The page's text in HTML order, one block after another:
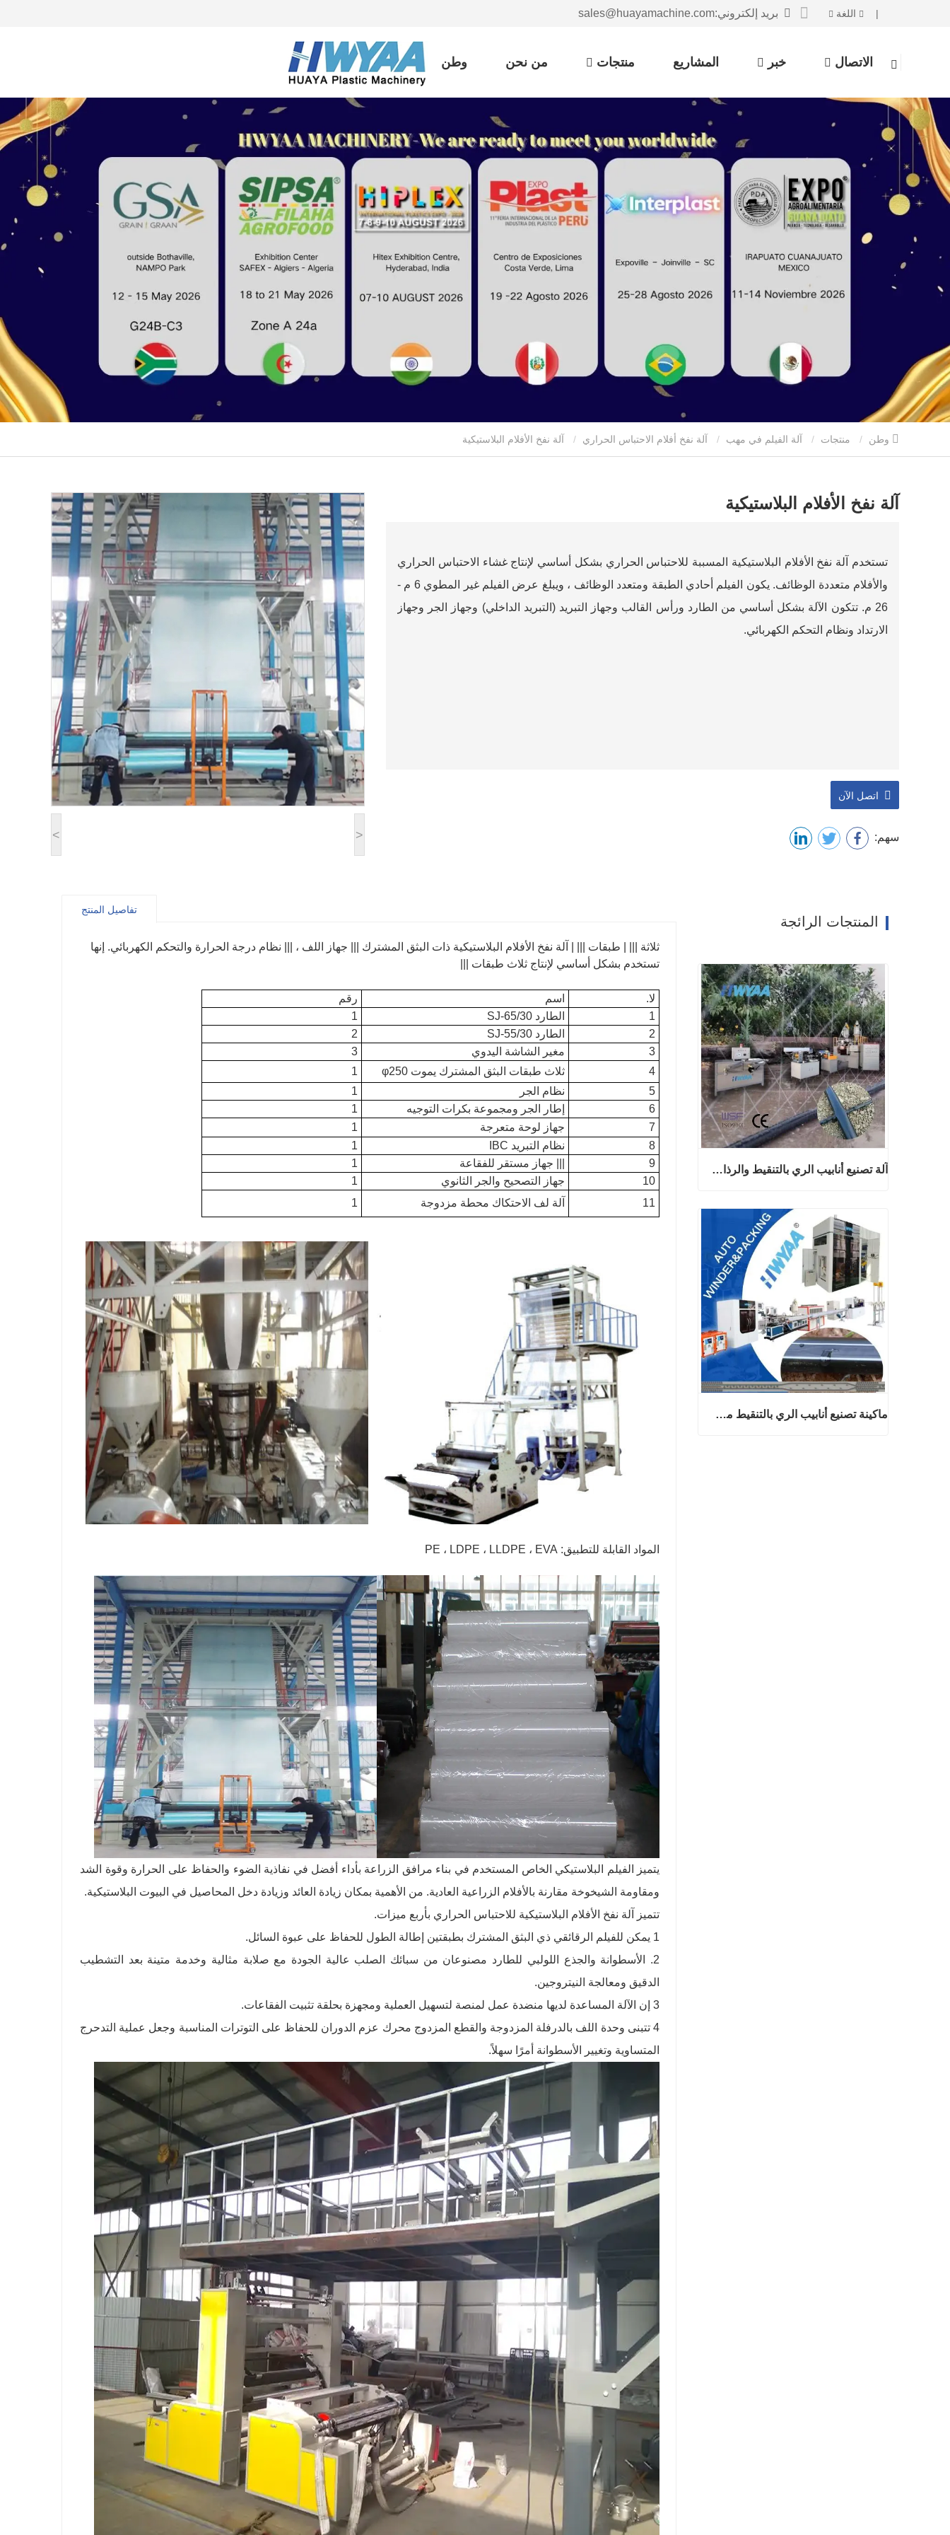
بريد إلكتروني:sales@huayamachine.com | اللغة
وطن من نحن منتجات المشاريع خبر الاتصال
منتجات آلة الفيلم في مهب آلة نفخ أفلام الاحتباس الحراري
< >
آلة نفخ الأفلام البلاستيكية
تستخدم آلة نفخ الأفلام البلاستيكية المسببة للاحتباس الحراري بشكل أساسي لإنتاج غشاء الاحتباس الحراري
والأفلام متعددة الوظائف. يكون الفيلم أحادي الطبقة ومتعدد الوظائف ، ويبلغ عرض الفيلم غير المطوي 6 م -
26 م. تتكون الآلة بشكل أساسي من الطارد ورأس القالب وجهاز التبريد (التبريد الداخلي) وجهاز الجر وجهاز
الارتداد ونظام التحكم الكهربائي.
اتصل الآن
سهم:
تفاصيل المنتج
ثلاثة ||| | طبقات ||| | آلة نفخ الأفلام البلاستيكية ذات البثق المشترك ||| جهاز اللف ، ||| نظام درجة الحرارة والتحكم الكهربائي. إنها
تستخدم بشكل أساسي لإنتاج ثلاث طبقات |||
لا. اسم
رقم
1
الطارد SJ-65/30
1
2
الطارد SJ-55/30
2
3
مغير الشاشة اليدوي
3
4
ثلاث طبقات البثق المشترك يموت φ250
1
5
نظام الجر
1
6
إطار الجر ومجموعة بكرات التوجيه
1
7
جهاز لوحة متعرجة
1
8
نظام التبريد IBC
1
9
||| جهاز مستقر للفقاعة
1
10
جهاز التصحيح والجر الثانوي
1
11
آلة لف الاحتكاك محطة مزدوجة 1
المواد القابلة للتطبيق: PE ، LDPE ، LLDPE ، EVA
يتميز الفيلم البلاستيكي الخاص المستخدم في بناء مرافق الزراعة بأداء أفضل في نفاذية الضوء والحفاظ على الحرارة وقوة الشد
ومقاومة الشيخوخة مقارنة بالأفلام الزراعية العادية. من الأهمية بمكان زيادة العائد وزيادة دخل المحاصيل في البيوت البلاستيكية.
تتميز آلة نفخ الأفلام البلاستيكية للاحتباس الحراري بأربع ميزات.
1 يمكن للفيلم الرقائقي ذي البثق المشترك بطبقتين إطالة الطول للحفاظ على عبوة السائل.
2. الأسطوانة والجذع اللولبي للطارد مصنوعان من سبائك الصلب عالية الجودة مع صلابة مثالية وخدمة متينة بعد التشطيب
الدقيق ومعالجة النيتروجين.
3 إن الآلة المساعدة لديها منضدة عمل لمنصة لتسهيل العملية ومجهزة بحلقة تثبيت الفقاعات.
4 تتبنى وحدة اللف بالدرفلة المزدوجة والقطع المزدوج محرك عزم الدوران للحفاظ على التوترات المناسبة وجعل عملية التدحرج
المتساوية وتغيير الأسطوانة أمرًا سهلاً.
المنتجات الرائجة
آلة تصنيع أنابيب الري بالتنقيط والرذاذ الدقيق
آلة تصنيع أنابيب الري بالتنقيط والرذاذ الدقيق
اتصل الآن
ماكينة تصنيع أنابيب الري بالتنقيط من نوع شريط T